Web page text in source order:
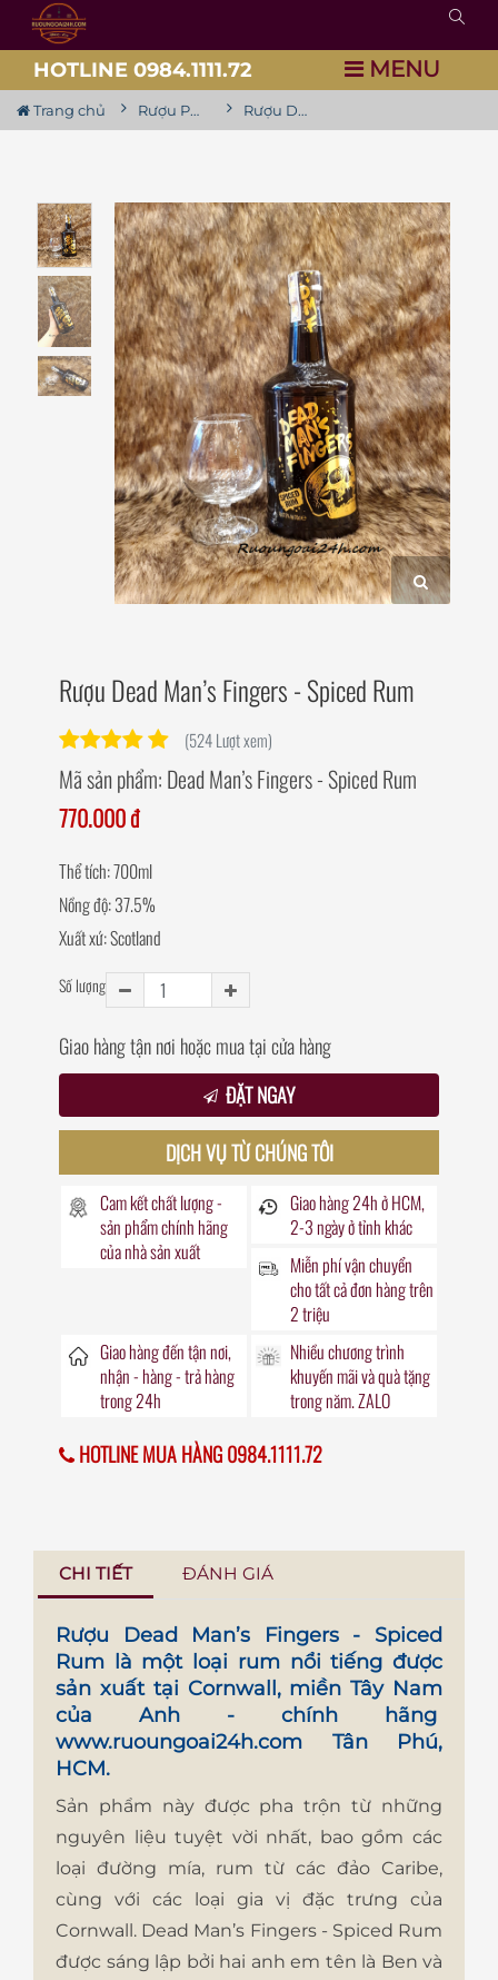
HOTLINE 0984.1111.72 MENU
Trang chủ Rượu Pha Chế Rượu Dead Man’s Fingers - Spiced Rum
Rượu Dead Man’s Fingers - Spiced Rum
(524 Lượt xem)
Mã sản phẩm: Dead Man’s Fingers - Spiced Rum
770.000 đ
Thể tích: 700ml
Nồng độ: 37.5%
Xuất xứ: Scotland
Số lượng
Giao hàng tận nơi hoặc mua tại cửa hàng
ĐẶT NGAY
DỊCH VỤ TỪ CHÚNG TÔI
Cam kết chất lượng -
sản phẩm chính hãng
của nhà sản xuất
Giao hàng24hở HCM,
2-3 ngày ở tỉnh khác
Miễn phí vận chuyển
cho tất cả đơn hàng trên
2 triệu
Giao hàng đếntận nơi,
nhận - hàng - trả hàng
trong24h
Nhiều chương trình
khuyến mãivà quà tặng
trong năm. ZALO
HOTLINE MUA HÀNG 0984.1111.72
CHI TIẾT ĐÁNH GIÁ
Rượu Dead Man’s Fingers - Spiced
Rum là một loại rum nổi tiếng được
sản xuất tại Cornwall, miền Tây Nam
của Anh - chính hãng
www.ruoungoai24h.com Tân Phú,
HCM.
Sản phẩm này được pha trộn từ những
nguyên liệu tuyệt vời nhất, bao gồm các
loại đường mía, rum từ các đảo Caribe,
cùng với các loại gia vị đặc trưng của
Cornwall. Dead Man’s Fingers - Spiced Rum
được sáng lập bởi hai anh em tên là Ben và